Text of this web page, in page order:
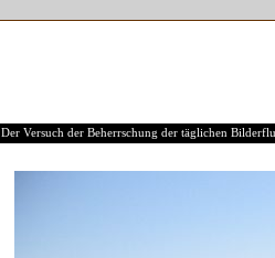
Der Versuch der Beherrschung der täglichen